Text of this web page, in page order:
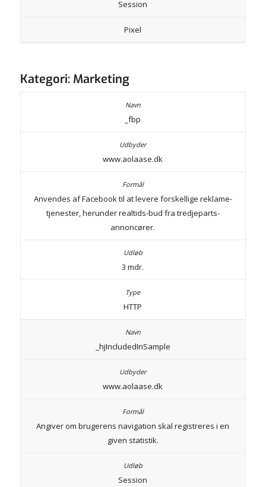
Session
Pixel
Kategori: Marketing
_fbp
www.aolaase.dk
Anvendes af Facebook til at levere forskellige reklame-
tjenester, herunder realtids-bud fra tredjeparts-
annoncører.
3 mdr.
HTTP
_hjIncludedInSample
www.aolaase.dk
Angiver om brugerens navigation skal registreres i en
given statistik.
Session